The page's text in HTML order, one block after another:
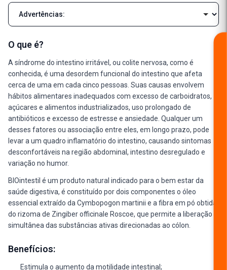
Navegar pelas seções da descrição
O que é?
A síndrome do intestino irritável, ou colite nervosa, como é
conhecida, é uma desordem funcional do intestino que afeta
cerca de uma em cada cinco pessoas. Suas causas envolvem
hábitos alimentares inadequados com excesso de carboidratos,
açúcares e alimentos industrializados, uso prolongado de
antibióticos e excesso de estresse e ansiedade. Qualquer um
desses fatores ou associação entre eles, em longo prazo, pode
levar a um quadro inflamatório do intestino, causando sintomas
desconfortáveis na região abdominal, intestino desregulado e
variação no humor.
BIOintestil é um produto natural indicado para o bem estar da
saúde digestiva, é constituído por dois componentes o óleo
essencial extraído da Cymbopogon martinii e a fibra em pó obtida
do rizoma de Zingiber officinale Roscoe, que permite a liberação
simultânea das substâncias ativas direcionadas ao cólon.
Benefícios:
Estimula o aumento da motilidade intestinal;